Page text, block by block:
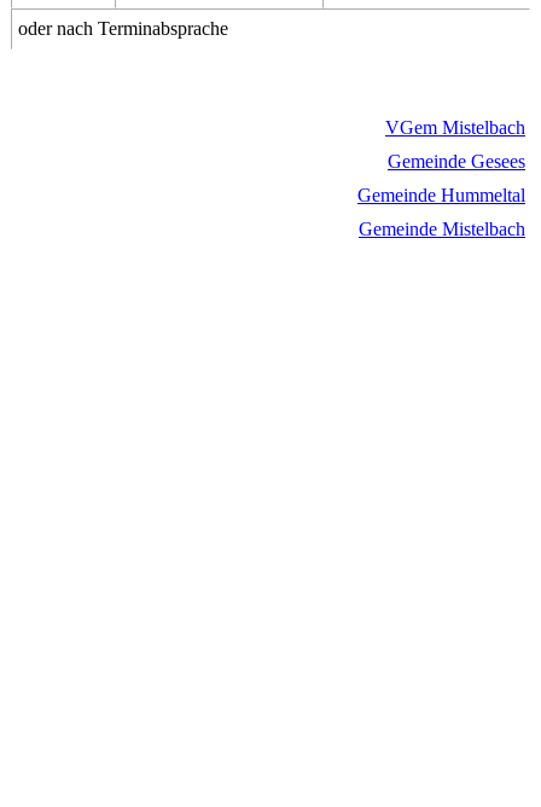
oder nach Terminabsprache
VGem Mistelbach
Gemeinde Gesees
Gemeinde Hummeltal
Gemeinde Mistelbach